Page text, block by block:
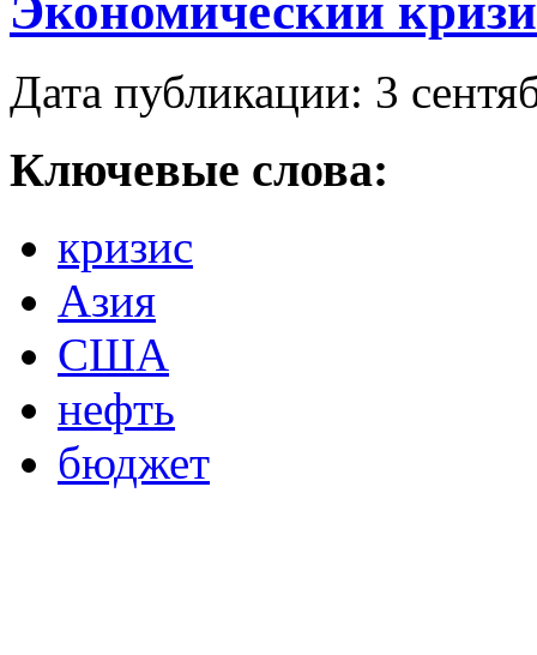
Экономический
Дата публикации: 3
Ключевые слова:
кризис
Азия
США
нефть
бюджет